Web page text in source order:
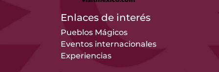
Enlaces de interés
Pueblos Mágicos
Eventos internacionales
Experiencias